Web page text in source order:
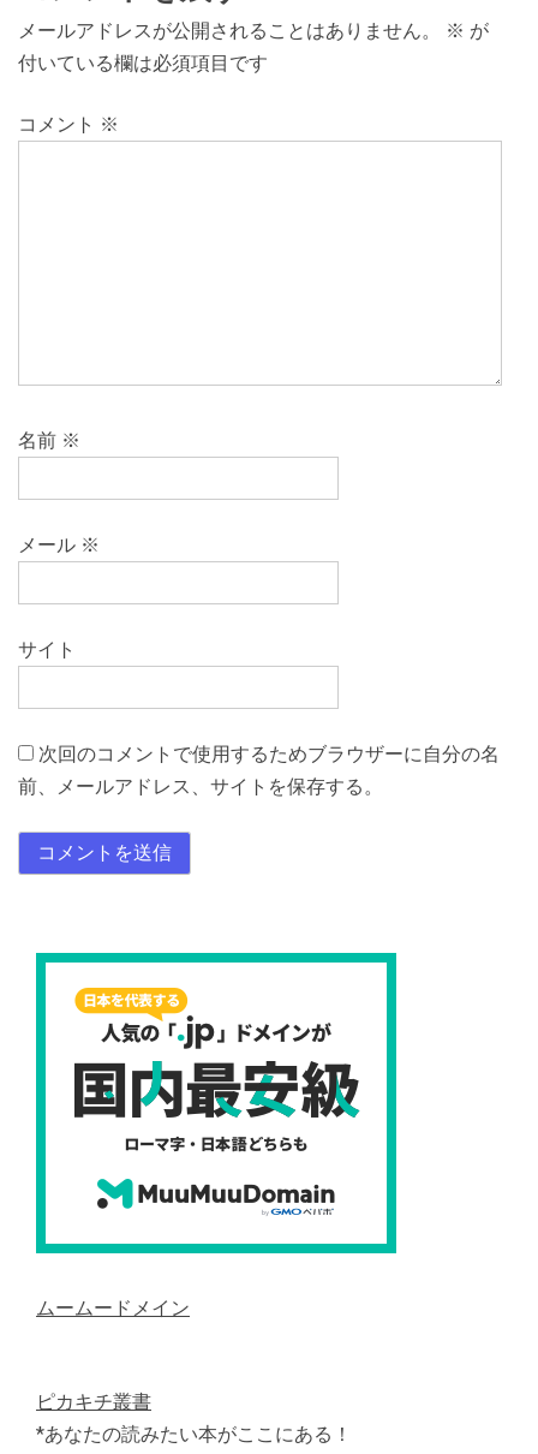
メールアドレスが公開されることはありません。 ※ が
付いている欄は必須項目です
コメント ※
名前 ※
メール ※
サイト
次回のコメントで使用するためブラウザーに自分の名
前、メールアドレス、サイトを保存する。
ムームードメイン
ピカキチ叢書
*あなたの読みたい本がここにある！